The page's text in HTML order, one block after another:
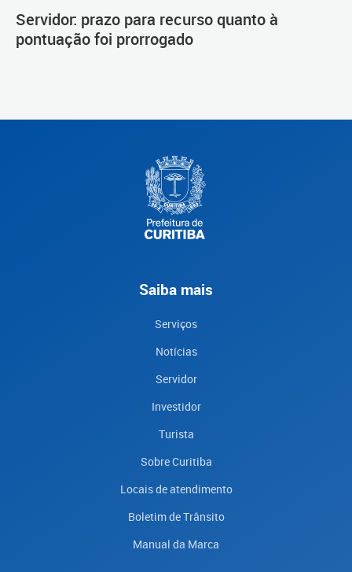
Servidor: prazo para recurso quanto à
pontuação foi prorrogado
Saiba mais
Serviços
Notícias
Servidor
Investidor
Turista
Sobre Curitiba
Locais de atendimento
Boletim de Trânsito
Manual da Marca